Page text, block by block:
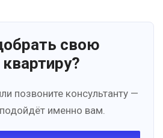
свою
позвоните консультанту —
именно вам.